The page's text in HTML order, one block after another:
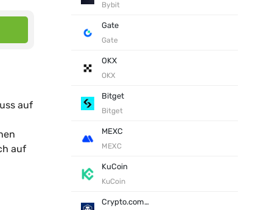
auf
auf
Bybit
Gate
Gate
OKX
OKX
Bitget
Bitget
MEXC
MEXC
KuCoin
KuCoin
Crypto.com Exchange